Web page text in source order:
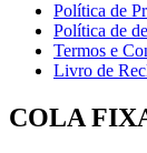
Política de
Política de
Termos e
Livro de
COLA